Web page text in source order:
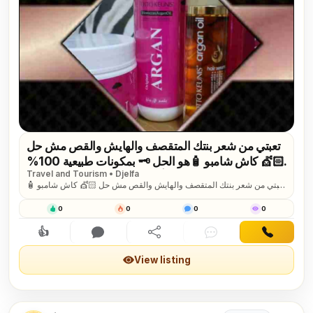
تعبتي من شعر بنتك المتقصف والهايش والقص مش حل
💇🏻 كاش شامبو 🧴هو الحل 🗝 بمكونات طبيعية 100%
أحصلي على شعر ناعم وصحي🧝&zwj;♀ آمن جدآ على
الأطفال👩&zwj;👧&zwj;👦 يعني إستخدميه لبنتك وأنتى
Travel and Tourism • Djelfa
تعبتي من شعر بنتك المتقصف والهايش والقص مش حل 💇🏻 كاش شامبو 🧴
&zwj;♀ آمن جدآ على الأطفال👩&zwj;👧&zwj;👦 يعني إستخدميه لبنتك
وأنتى مطمئنة👌 خالي من الصوديوم والسلفات 🚫 مع سارونا شعر بنوتك في
أمان👍 التواصل خاص ا /هند محمود
0 0 0 0
👍Interested Comment Share Chat Contact
View listing